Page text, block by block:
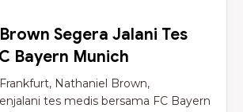
Segera Jalani Tes
Bayern Munich
Nathaniel Brown,
tes medis bersama FC Bayern